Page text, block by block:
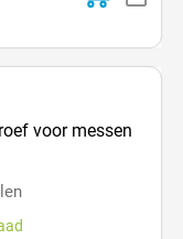
van 5 van 5 sterren
voor messen